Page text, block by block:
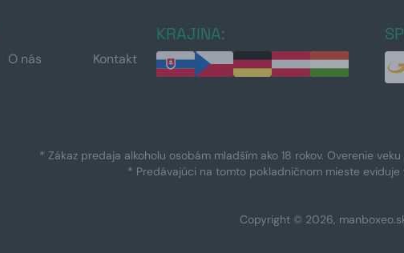
O nás Kontakt
KRAJINA:
* Zákaz predaja alkoholu osobám mladším ako 18 rokov. Overenie
* Predávajúci na tomto pokladničnom mieste eviduje
Copyright © 2026,